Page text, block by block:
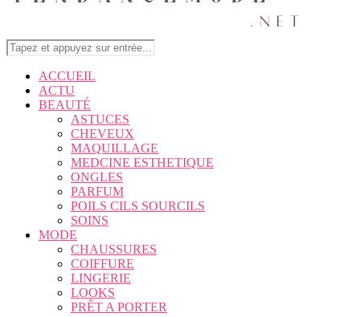
ACCUEIL
ACTU
BEAUTÉ
ASTUCES
CHEVEUX
MAQUILLAGE
MEDCINE ESTHETIQUE
ONGLES
PARFUM
POILS CILS SOURCILS
SOINS
MODE
CHAUSSURES
COIFFURE
LINGERIE
LOOKS
PRÊT A PORTER